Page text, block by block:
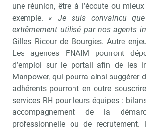
une réunion, être à l’écoute ou
exemple. « Je suis convaincu
extrêmement utilisé par nos agents
Gilles Ricour de Bourgies. Autre
Les agences FNAIM pourront
d’emploi sur le portail afin de les
Manpower, qui pourra ainsi suggérer
adhérents pourront en outre
services RH pour leurs équipes :
accompagnement de la
professionnelle ou de recrutement.